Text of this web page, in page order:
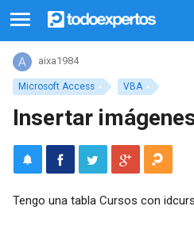
Microsoft Access VBA
aixa1984
Insertar
Tengo una tabla Cursos con